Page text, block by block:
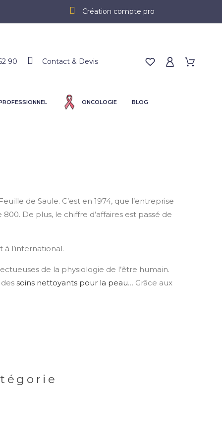
Création compte pro
90 Contact & Devis
ONCOLOGIE BLOG
de Saule. C’est en 1974, que l’entreprise
De plus, le chiffre d’affaires est passé de
l’international.
de la physiologie de l’être humain.
dessoins nettoyants pour la peau… Grâce aux